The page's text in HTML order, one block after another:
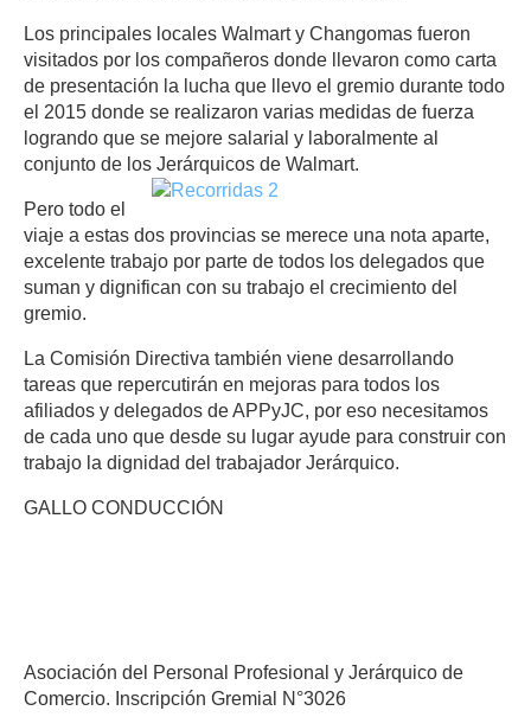
Los principales locales Walmart y Changomas fueron
visitados por los compañeros donde llevaron como carta
de presentación la lucha que llevo el gremio durante todo
el 2015 donde se realizaron varias medidas de fuerza
logrando que se mejore salarial y laboralmente al
conjunto de los Jerárquicos de Walmart.
Pero todo el
viaje a estas dos provincias se merece una nota aparte,
excelente trabajo por parte de todos los delegados que
suman y dignifican con su trabajo el crecimiento del
gremio.
La Comisión Directiva también viene desarrollando
tareas que repercutirán en mejoras para todos los
afiliados y delegados de APPyJC, por eso necesitamos
de cada uno que desde su lugar ayude para construir con
trabajo la dignidad del trabajador Jerárquico.
GALLO CONDUCCIÓN
Asociación del Personal Profesional y Jerárquico de
Comercio. Inscripción Gremial N°3026